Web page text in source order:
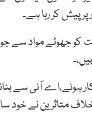
پر پیش کر رہا ہے۔
جھوٹے مواد سے جوڑ
شکار ہوئے،اے آئی
متاثرین نے خود